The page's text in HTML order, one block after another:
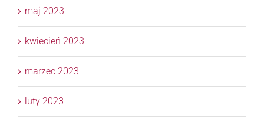
maj 2023
kwiecień 2023
marzec 2023
luty 2023